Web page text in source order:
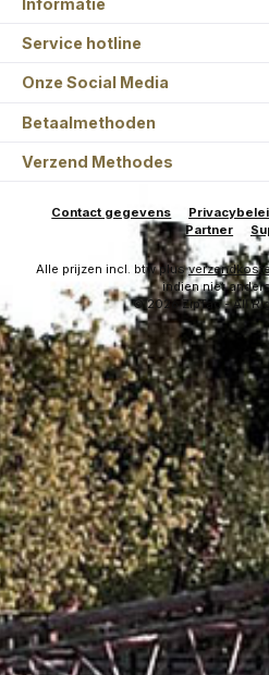
Service hotline
Onze Social Media
Betaalmethoden
Verzend Methodes
Contact gegevens
Partner
Alle prijzen incl. btw plus
indien niet
© 2026 ZipTac - All